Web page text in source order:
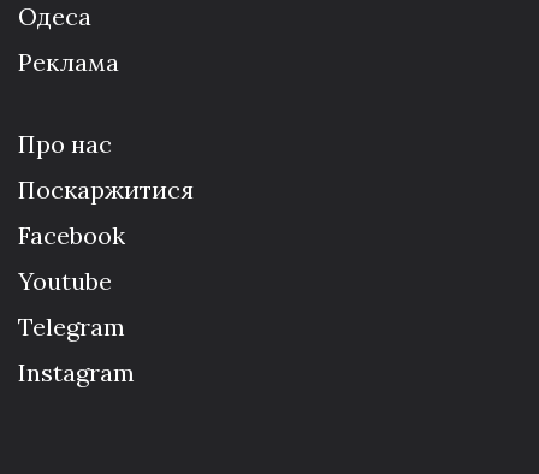
Одеса
Реклама
Про нас
Поскаржитися
Facebook
Youtube
Telegram
Instagram